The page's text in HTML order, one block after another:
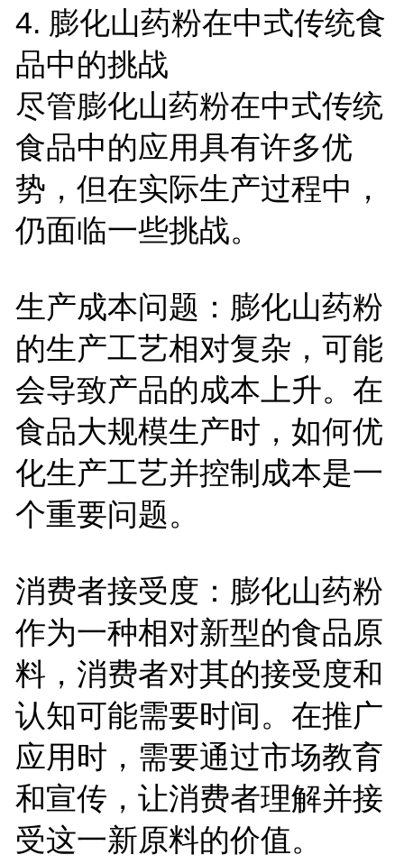
4. 膨化山药粉在中式传统食
品中的挑战
尽管膨化山药粉在中式传统
食品中的应用具有许多优
势，但在实际生产过程中，
仍面临一些挑战。
生产成本问题：膨化山药粉
的生产工艺相对复杂，可能
会导致产品的成本上升。在
食品大规模生产时，如何优
化生产工艺并控制成本是一
个重要问题。
消费者接受度：膨化山药粉
作为一种相对新型的食品原
料，消费者对其的接受度和
认知可能需要时间。在推广
应用时，需要通过市场教育
和宣传，让消费者理解并接
受这一新原料的价值。